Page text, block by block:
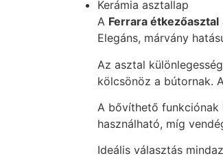
Kerámia asztallap
A Ferrara étkezőasztal
Elegáns, márvány
Az asztal
kölcsönöz a bútornak.
A bővíthető funkciónak
használható, míg
Ideális választás